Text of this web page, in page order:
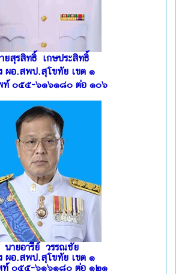
ยสุรสิทธิ์ เกษประสิทธิ์
ผอ.สพป.สุโขทัย เขต ๑
ท์ ๐๕๕-๖๑๖๑๘๐ ต่อ ๑๐๖
นายอารีย์ วรรณชัย
ผอ.สพป.สุโขทัย เขต ๑
ท์ ๐๕๕-๖๑๖๑๘๐ ต่อ ๑๒๑